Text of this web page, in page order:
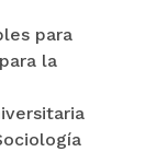
para
la